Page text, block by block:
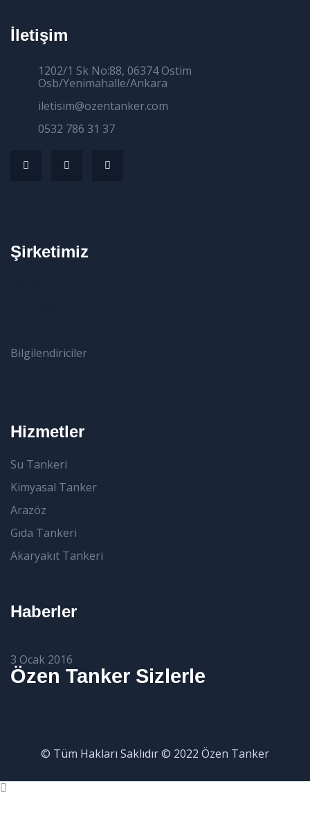
İletişim
1202/1 Sk No:88, 06374 Ostim
Osb/Yenimahalle/Ankara
iletisim@ozentanker.com
0532 786 31 37
Şirketimiz
Bilgilendiriciler
Hizmetler
Su Tankeri
Kimyasal Tanker
Arazöz
Gıda Tankeri
Akaryakıt Tankeri
Haberler
3 Ocak 2016
Özen Tanker Sizlerle
© Tüm Hakları Saklıdır © 2022 Özen Tanker